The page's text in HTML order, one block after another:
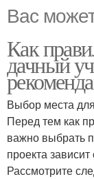
Вас
Как
дачный
Выбор места
Перед тем как
важно выбрать
проекта
Рассмотрите